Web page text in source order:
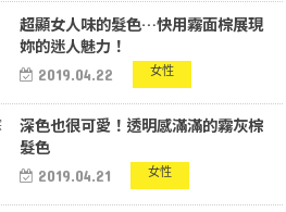
超顯女人味的髮色…快用霧面棕展現
妳的迷人魅力！
2019.04.22 女性
深色也很可愛！透明感滿滿的霧灰棕
髮色
2019.04.21 女性